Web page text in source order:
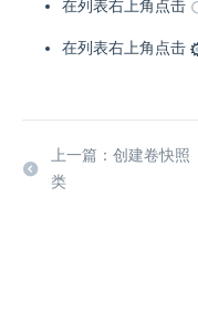
在列表右上角点击
在列表右上角点击
上一篇：创建卷快照
类